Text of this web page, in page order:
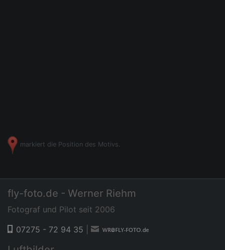
markiert die Position des Motivs.
fly-foto.de - Werner Riehm
Fotograf und Pilot seit 2006
07275 - 72 94 35